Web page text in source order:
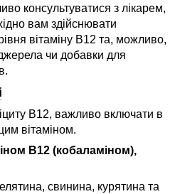
консультуватися з лікарем,
вам здійснювати
вітаміну B12 та, можливо,
чи добавки для
B12, важливо включати в
вітаміном.
B12 (кобаламіном),
свинина, курятина та